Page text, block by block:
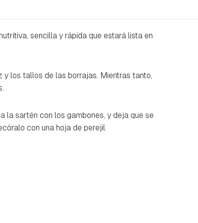
sencilla y rápida que estará lista en
los tallos de las borrajas. Mientras tanto,
la sartén con los gambones, y deja que se
con una hoja de perejil.